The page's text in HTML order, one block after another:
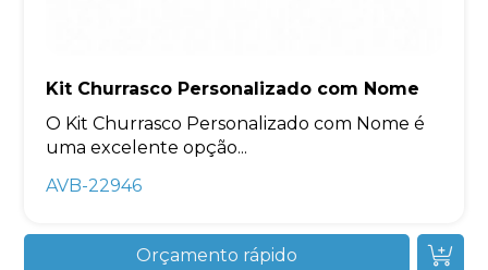
Kit Churrasco Personalizado com Nome
O Kit Churrasco Personalizado com Nome é
uma excelente opção...
AVB-22946
Orçamento rápido